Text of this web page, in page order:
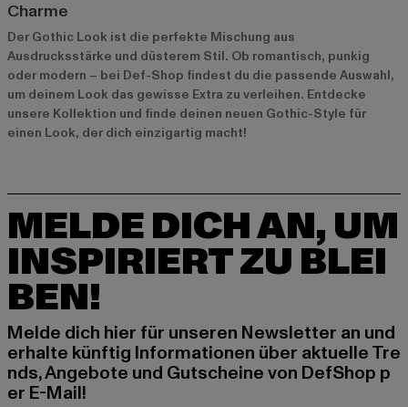
Charme
Der Gothic Look ist die perfekte Mischung aus
Ausdrucksstärke und düsterem Stil. Ob romantisch, punkig
oder modern – bei Def-Shop findest du die passende Auswahl,
um deinem Look das gewisse Extra zu verleihen. Entdecke
unsere Kollektion und finde deinen neuen Gothic-Style für
einen Look, der dich einzigartig macht!
MELDE DICH AN, UM
INSPIRIERT ZU BLEI
BEN!
Melde dich hier für unseren Newsletter an und
erhalte künftig Informationen über aktuelle Tre
nds, Angebote und Gutscheine von DefShop p
er E-Mail!